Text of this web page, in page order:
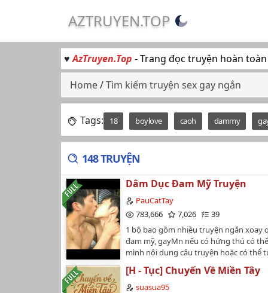
AZTRUYEN.TOP
♥AzTruyen.Top - Trang đọc truyện hoàn
Home/Tìm kiếm truyện sex gay ngắn
Tags: 18 boylove caoh dammy
148 TRUYỆN
Dâm Dục Đam Mỹ Truyện
PauCatTay
783,666
7,026
39
1 bộ bao gồm nhiều truyện ngắn xoay
đam mỹ, gayMn nếu có hứng thú có
mình nội dung câu truyện hoặc có thể
chương Lời Nói Đầu để rõ hơn…
[H - Tục] Chuyến Về Miền Tây
suasua95